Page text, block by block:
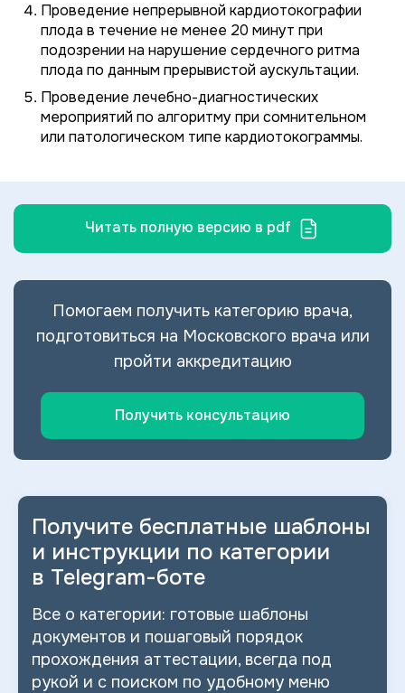
Проведение непрерывной кардиотокографии
плода в течение не менее 20 минут при
подозрении на нарушение сердечного ритма
плода по данным прерывистой аускультации.
Проведение лечебно-диагностических
мероприятий по алгоритму при сомнительном
или патологическом типе кардиотокограммы.
Читать полную версию в pdf
Помогаем получить категорию врача,
подготовиться на Московского врача или
пройти аккредитацию
Получить консультацию
Получите бесплатные шаблоны
и инструкции по категории
в Telegram-боте
Все о категории: готовые шаблоны
документов и пошаговый порядок
прохождения аттестации, всегда под
рукой и с поиском по удобному меню